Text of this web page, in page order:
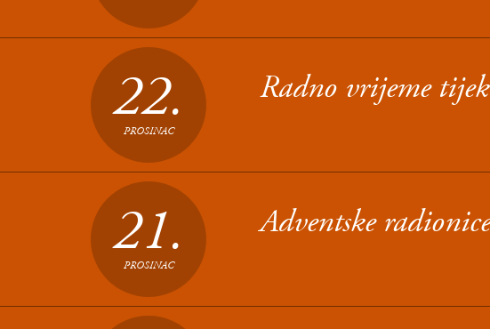
22.
PROSINAC
Radno vrijeme
21.
PROSINAC
Adventske radionice